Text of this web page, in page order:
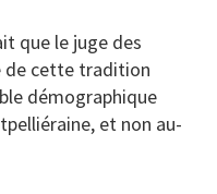
que le juge des
de cette tradition
démographique
et non au-